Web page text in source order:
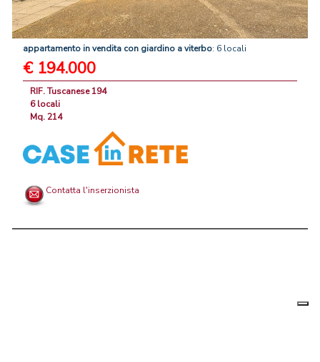
appartamento invendita con giardino aviterbo: 6 locali
€ 194.000
RIF. Tuscanese 194
6 locali
Mq. 214
Contatta l'inserzionista